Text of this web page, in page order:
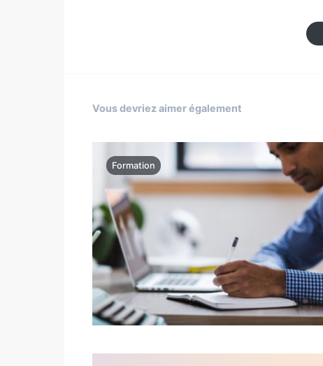
Vous devriez aimer également
Formation